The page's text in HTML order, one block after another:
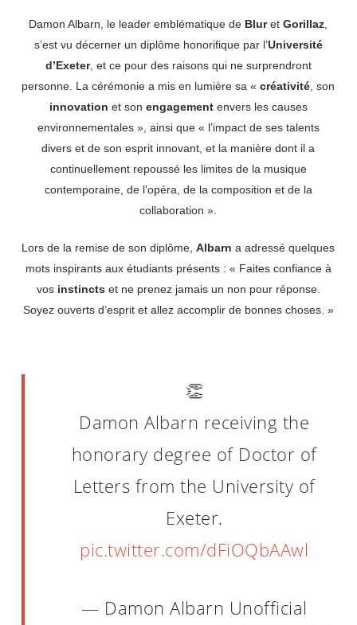
Damon Albarn, le leader emblématique de BluretGorillaz
s’est vu décerner un diplôme honorifique par l’Université
d’Exeter, et ce pour des raisons qui ne surprendront
personne. La cérémonie a mis en lumière sa «créativité , son
innovation et son engagementenvers les causes
environnementales », ainsi que « l’impact de ses talents
divers et de son esprit innovant, et la manière dont il a
continuellement repoussé les limites de la musique
contemporaine, de l’opéra, de la composition et de la
collaboration ».
Lors de la remise de son diplôme,Albarn a adressé quelques
mots inspirants aux étudiants présents : « Faites confiance à
vos instincts et ne prenez jamais un non pour réponse.
Soyez ouverts d’esprit et allez accomplir de bonnes choses. »
👏
Damon Albarn receiving the
honorary degree of Doctor of
Letters from the University of
Exeter.
pic.twitter.com/dFiOQbAAwl
— Damon Albarn Unofficial